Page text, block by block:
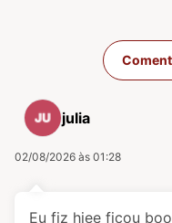
julia
02/08/2026 às 01:28
Eu fiz hjee ficou